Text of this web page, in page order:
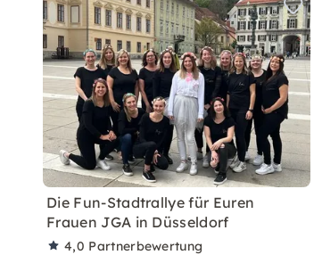
Die Fun-Stadtrallye für Euren
Frauen JGA in Düsseldorf
4,0 Partnerbewertung